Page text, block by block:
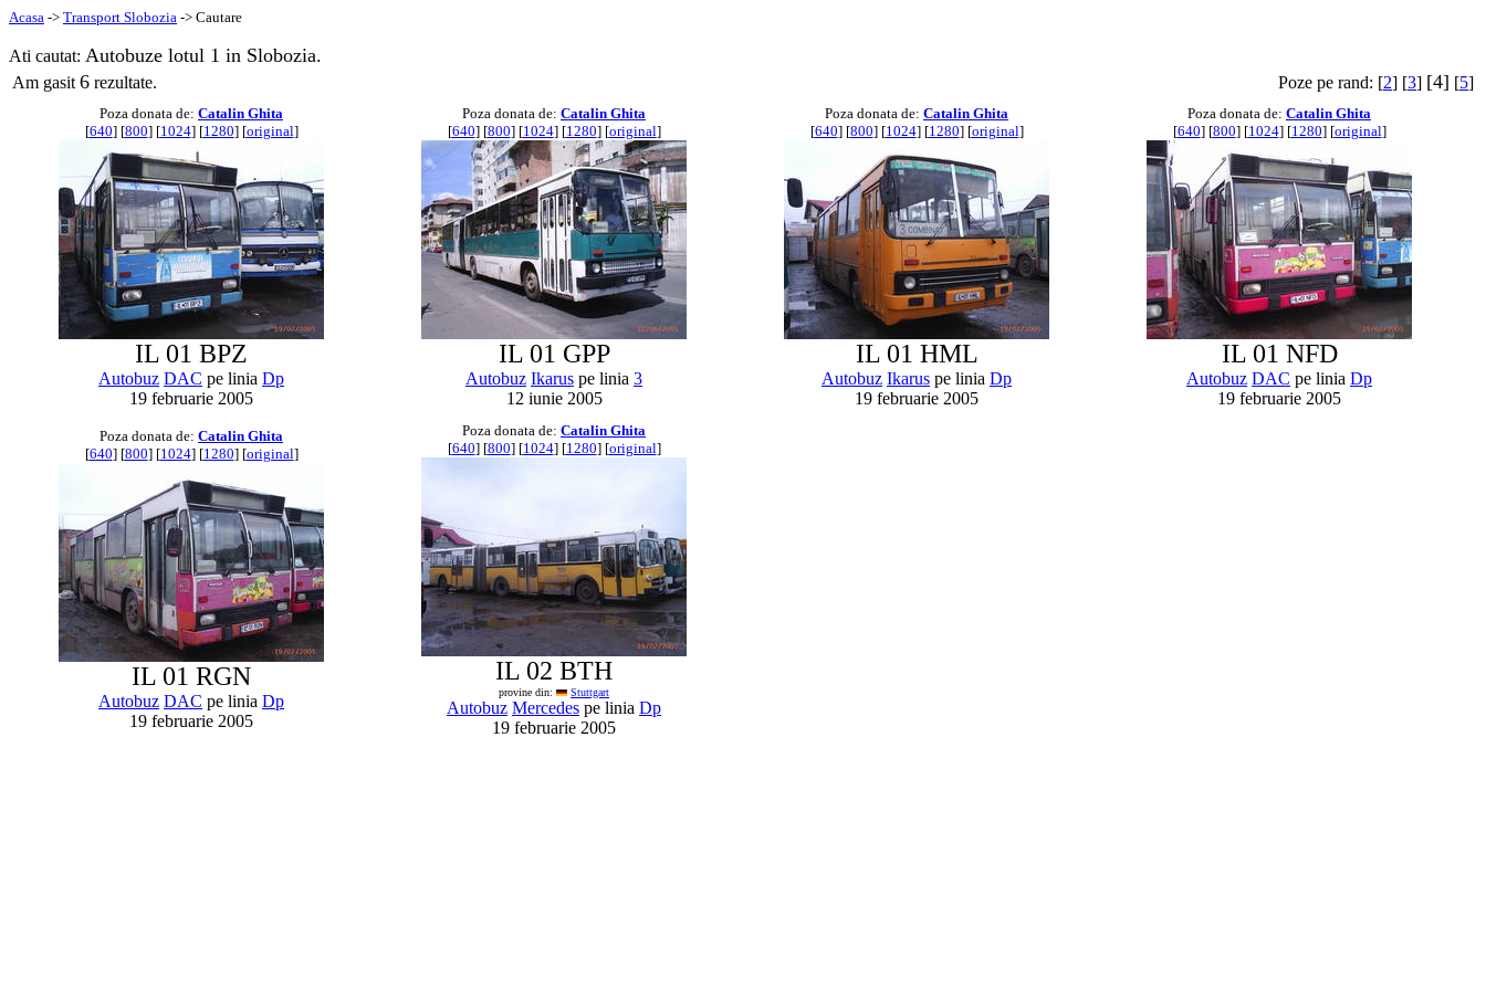
Acasa -> Transport Slobozia -> Cautare
Ati cautat: Autobuze lotul 1 in Slobozia.
Am gasit 6 rezultate. Poze pe rand: [2] [3] [4] [5]
Poza donata de: Catalin Ghita
[640] [800] [1024] [1280] [original]
IL 01 BPZ
Autobuz DAC pe linia Dp
19 februarie 2005
Poza donata de: Catalin Ghita
[640] [800] [1024] [1280] [original]
IL 01 GPP
Autobuz Ikarus pe linia 3
12 iunie 2005
Poza donata de: Catalin Ghita
[640] [800] [1024] [1280] [original]
IL 01 HML
Autobuz Ikarus pe linia Dp
19 februarie 2005
Poza donata de: Catalin Ghita
[640] [800] [1024] [1280] [original]
IL 01 NFD
Autobuz DAC pe linia Dp
19 februarie 2005
Poza donata de: Catalin Ghita
[640] [800] [1024] [1280] [original]
IL 01 RGN
Autobuz DAC pe linia Dp
19 februarie 2005
Poza donata de: Catalin Ghita
[640] [800] [1024] [1280] [original]
IL 02 BTH
provine din: Stuttgart
Autobuz Mercedes pe linia Dp
19 februarie 2005